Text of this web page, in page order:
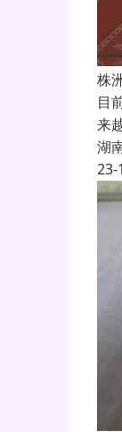
株
目
来
湖
23-